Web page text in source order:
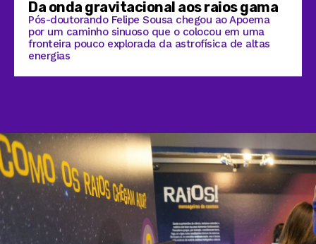
Da onda gravitacional aos raios gama
Pós-doutorando Felipe Sousa chegou ao Apoema
por um caminho sinuoso que o colocou em uma
fronteira pouco explorada da astrofísica de altas
energias